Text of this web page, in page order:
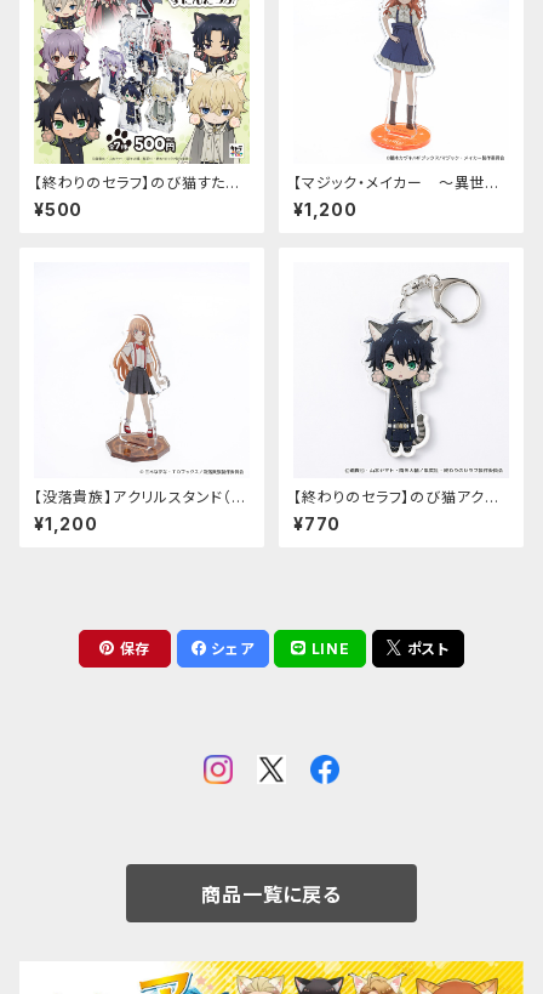
【終わりのセラフ】のび猫すたん
だっぷ
¥500
【マジック・メイカー ～異世界
魔法の作り方～】アクリルスタン
ド（マリー）
¥1,200
【没落貴族】アクリルスタンド（少
女ラードーン）
¥1,200
【終わりのセラフ】のび猫アクリ
ルキーホルダー（百夜優一郎）
¥770
保存 シェア LINE ポスト
商品一覧に戻る